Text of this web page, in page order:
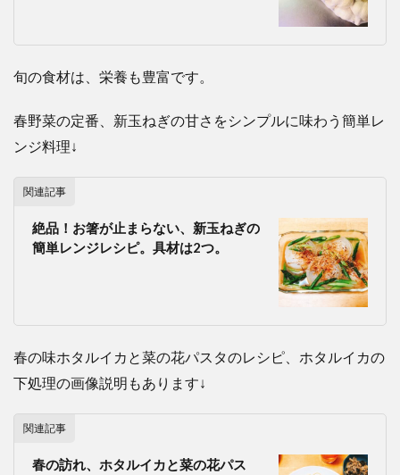
旬の食材は、栄養も豊富です。
春野菜の定番、新玉ねぎの甘さをシンプルに味わう簡単レ
ンジ料理↓
関連記事
絶品！お箸が止まらない、新玉ねぎの
簡単レンジレシピ。具材は2つ。
春の味ホタルイカと菜の花パスタのレシピ、ホタルイカの
下処理の画像説明もあります↓
関連記事
春の訪れ、ホタルイカと菜の花パス